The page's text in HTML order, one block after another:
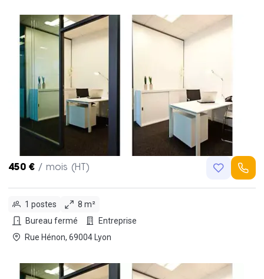
450 € / mois (HT)
1 postes
8 m²
Bureau fermé
Entreprise
Rue Hénon, 69004 Lyon